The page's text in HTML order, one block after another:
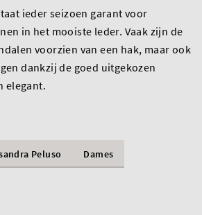
ieder seizoen garant voor
in het mooiste leder. Vaak zijn de
voorzien van een hak, maar ook
dankzij de goed uitgekozen
elegant.
Peluso Dames